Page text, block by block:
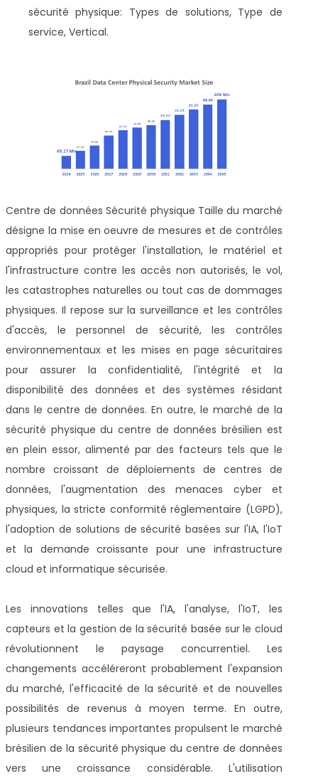
sécurité physique: Types de solutions, Type de
service, Vertical.
Centre de données Sécurité physique Taille du marché
désigne la mise en oeuvre de mesures et de contrôles
appropriés pour protéger l'installation, le matériel et
l'infrastructure contre les accès non autorisés, le vol,
les catastrophes naturelles ou tout cas de dommages
physiques. Il repose sur la surveillance et les contrôles
d'accès, le personnel de sécurité, les contrôles
environnementaux et les mises en page sécuritaires
pour assurer la confidentialité, l'intégrité et la
disponibilité des données et des systèmes résidant
dans le centre de données. En outre, le marché de la
sécurité physique du centre de données brésilien est
en plein essor, alimenté par des facteurs tels que le
nombre croissant de déploiements de centres de
données, l'augmentation des menaces cyber et
physiques, la stricte conformité réglementaire (LGPD),
l'adoption de solutions de sécurité basées sur l'IA, l'IoT
et la demande croissante pour une infrastructure
cloud et informatique sécurisée.
Les innovations telles que l'IA, l'analyse, l'IoT, les
capteurs et la gestion de la sécurité basée sur le cloud
révolutionnent le paysage concurrentiel. Les
changements accéléreront probablement l'expansion
du marché, l'efficacité de la sécurité et de nouvelles
possibilités de revenus à moyen terme. En outre,
plusieurs tendances importantes propulsent le marché
brésilien de la sécurité physique du centre de données
vers une croissance considérable. L'utilisation